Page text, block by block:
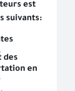
est
suivants:
des
en